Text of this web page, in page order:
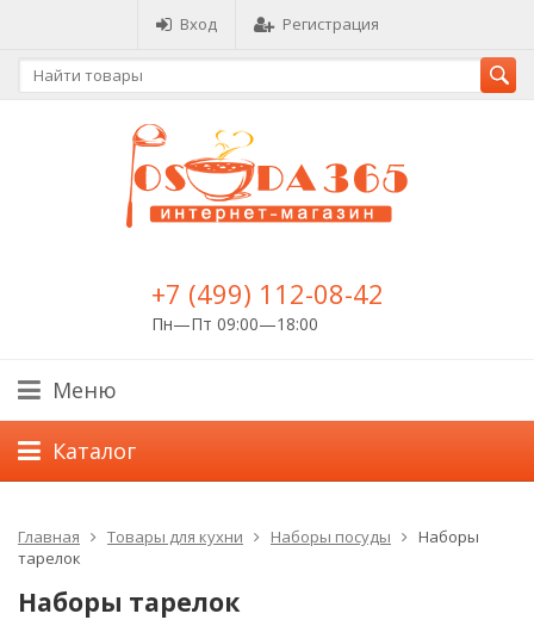
Вход Регистрация
+7 (499) 112-08-42
Пн—Пт 09:00—18:00
Меню
Каталог
Главная Товары для кухни Наборы посуды
Наборы
тарелок
Наборы тарелок